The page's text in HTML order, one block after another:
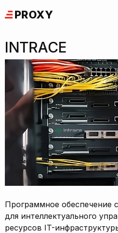
to
PROXY
INTRACE
Программное обеспечение
для интеллектуального
ресурсов IT-